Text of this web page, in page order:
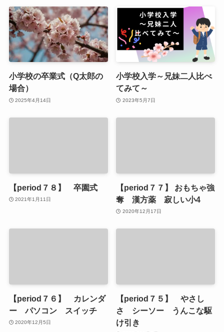
小学校の卒業式（Q太郎の
場合）
2025年4月14日
小学校入学～兄妹二人比べ
てみて～
2023年5月7日
【period７８】 卒園式
2021年1月11日
【period７７】 おもちゃ強
奪 漢方薬 寂しい小4
2020年12月17日
【period７６】 カレンダ
ー パソコン スイッチ
2020年12月5日
【period７５】 やさし
さ シーソー うんこな駆
け引き